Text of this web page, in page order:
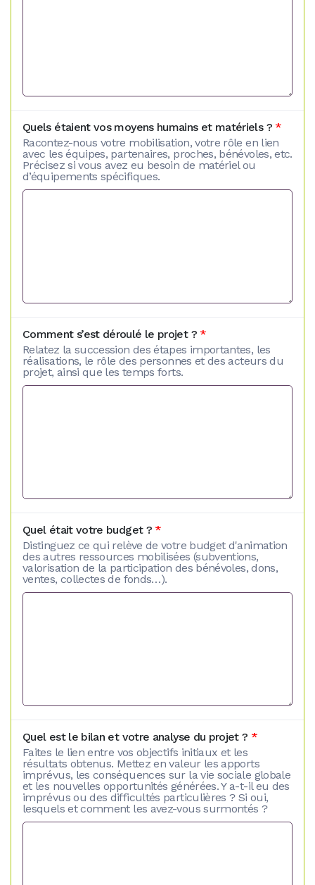
Quels étaient vos moyens humains et matériels ? *
Racontez-nous votre mobilisation, votre rôle en lien
avec les équipes, partenaires, proches, bénévoles, etc.
Précisez si vous avez eu besoin de matériel ou
d’équipements spécifiques.
Comment s’est déroulé le projet ? *
Relatez la succession des étapes importantes, les
réalisations, le rôle des personnes et des acteurs du
projet, ainsi que les temps forts.
Quel était votre budget ? *
Distinguez ce qui relève de votre budget d'animation
des autres ressources mobilisées (subventions,
valorisation de la participation des bénévoles, dons,
ventes, collectes de fonds…).
Quel est le bilan et votre analyse du projet ? *
Faites le lien entre vos objectifs initiaux et les
résultats obtenus. Mettez en valeur les apports
imprévus, les conséquences sur la vie sociale globale
et les nouvelles opportunités générées. Y a-t-il eu des
imprévus ou des difficultés particulières ? Si oui,
lesquels et comment les avez-vous surmontés ?